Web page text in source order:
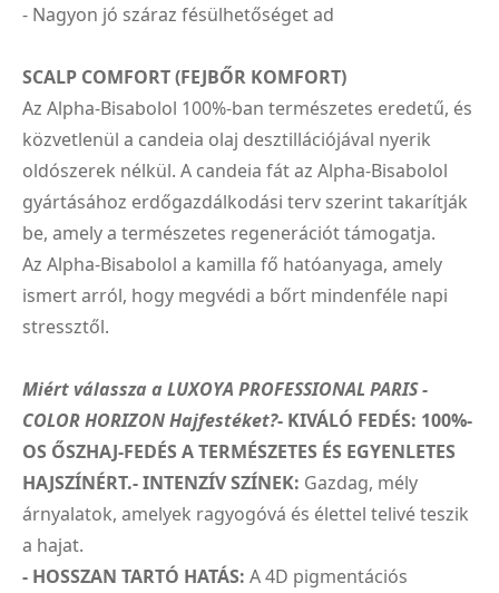
- Nagyon jó száraz fésülhetőséget ad
SCALP COMFORT (FEJBŐR KOMFORT)
Az Alpha-Bisabolol 100%-ban természetes eredetű, és
közvetlenül a candeia olaj desztillációjával nyerik
oldószerek nélkül. A candeia fát az Alpha-Bisabolol
gyártásához erdőgazdálkodási terv szerint takarítják
be, amely a természetes regenerációt támogatja.
Az Alpha-Bisabolol a kamilla fő hatóanyaga, amely
ismert arról, hogy megvédi a bőrt mindenféle napi
stressztől.
Miért válassza a LUXOYA PROFESSIONAL PARIS -
COLOR HORIZON Hajfestéket?- KIVÁLÓ FEDÉS: 100%-
OS ŐSZHAJ-FEDÉS A TERMÉSZETES ÉS EGYENLETES
HAJSZÍNÉRT.- INTENZÍV SZÍNEK: Gazdag, mély
árnyalatok, amelyek ragyogóvá és élettel telivé teszik
a hajat.
- HOSSZAN TARTÓ HATÁS: A 4D pigmentációs